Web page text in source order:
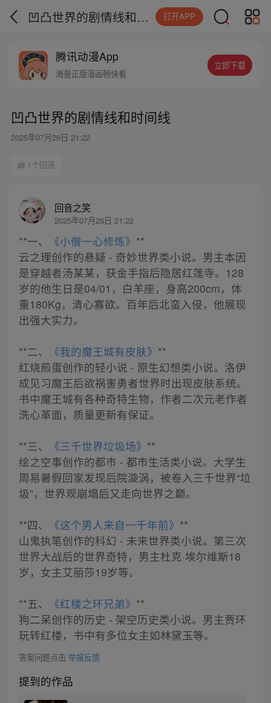
凹凸世界的剧情线和时间线 打开APP
腾讯动漫App
海量正版漫画畅快看
立即下载
凹凸世界的剧情线和时间线
2025年07月26日 21:22
1个回答
回音之笑
2025年07月26日 21:22
**一、 《小僧一心修炼》 **
云之理创作的悬疑 - 奇妙世界类小说。男主本因
是穿越者汤某某，获金手指后隐居红莲寺。128
岁的他生日是04/01，白羊座，身高200cm，体
重180Kg，清心寡欲。百年后北蛮入侵，他展现
出强大实力。
**二、 《我的魔王城有皮肤》 **
红烧煎蛋创作的轻小说 - 原生幻想类小说。洛伊
成见习魔王后欲祸害勇者世界时出现皮肤系统。
书中魔王城有各种奇特生物，作者二次元老作者
洗心革面，质量更新有保证。
**三、 《三千世界垃圾场》 **
绘之空事创作的都市 - 都市生活类小说。大学生
周易暑假回家发现后院漩涡，被卷入三千世界“垃
圾”，世界观崩塌后又走向世界之巅。
**四、 《这个男人来自一千年前》 **
山鬼执笔创作的科幻 - 未来世界类小说。第三次
世界大战后的世界奇特，男主杜克·埃尔维斯18
岁，女主艾丽莎19岁等。
**五、 《红楼之环兄弟》 **
狗二呆创作的历史 - 架空历史类小说。男主贾环
玩转红楼，书中有多位女主如林黛玉等。
答案问题点击 举报反馈
提到的作品